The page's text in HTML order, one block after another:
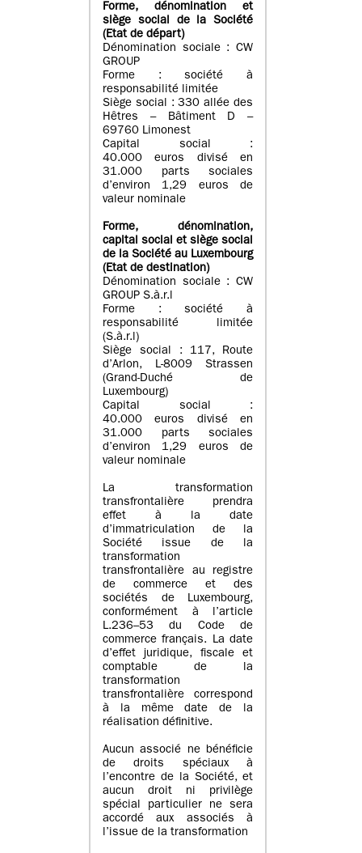
Forme, dénomination et
siège social de la Société
(Etatde départ)
Dénomination sociale : CW
GROUP
Forme : société à
responsabilité limitée
Siège social : 330 allée des
Hêtres – Bâtiment D –
69760 Limonest
Capital social :
40.000 euros divisé en
31.000 parts sociales
d’environ 1,29 euros de
valeur nominale
Forme, dénomination,
capital social et siège social
de la Société au Luxembourg
(Etat de destination)
Dénomination sociale : CW
GROUP S.à.r.l
Forme : société à
responsabilité limitée
(S.à.r.l)
Siège social : 117, Route
d’Arlon, L-8009 Strassen
(Grand-Duché de
Luxembourg)
Capital social :
40.000 euros divisé en
31.000 parts sociales
d’environ 1,29 euros de
valeur nominale
La transformation
transfrontalière prendra
effet à la date
d’immatriculation de la
Société issue de la
transformation
transfrontalière au registre
de commerce et des
sociétés de Luxembourg,
conformément à l’article
L.236–53 du Code de
commerce français. La date
d’effet juridique, fiscale et
comptable de la
transformation
transfrontalière correspond
à la même date de la
réalisation définitive.
Aucun associé ne bénéficie
de droits spéciaux à
l’encontre de la Société, et
aucun droit ni privilège
spécial particulier ne sera
accordé aux associés à
l’issue de la transformation